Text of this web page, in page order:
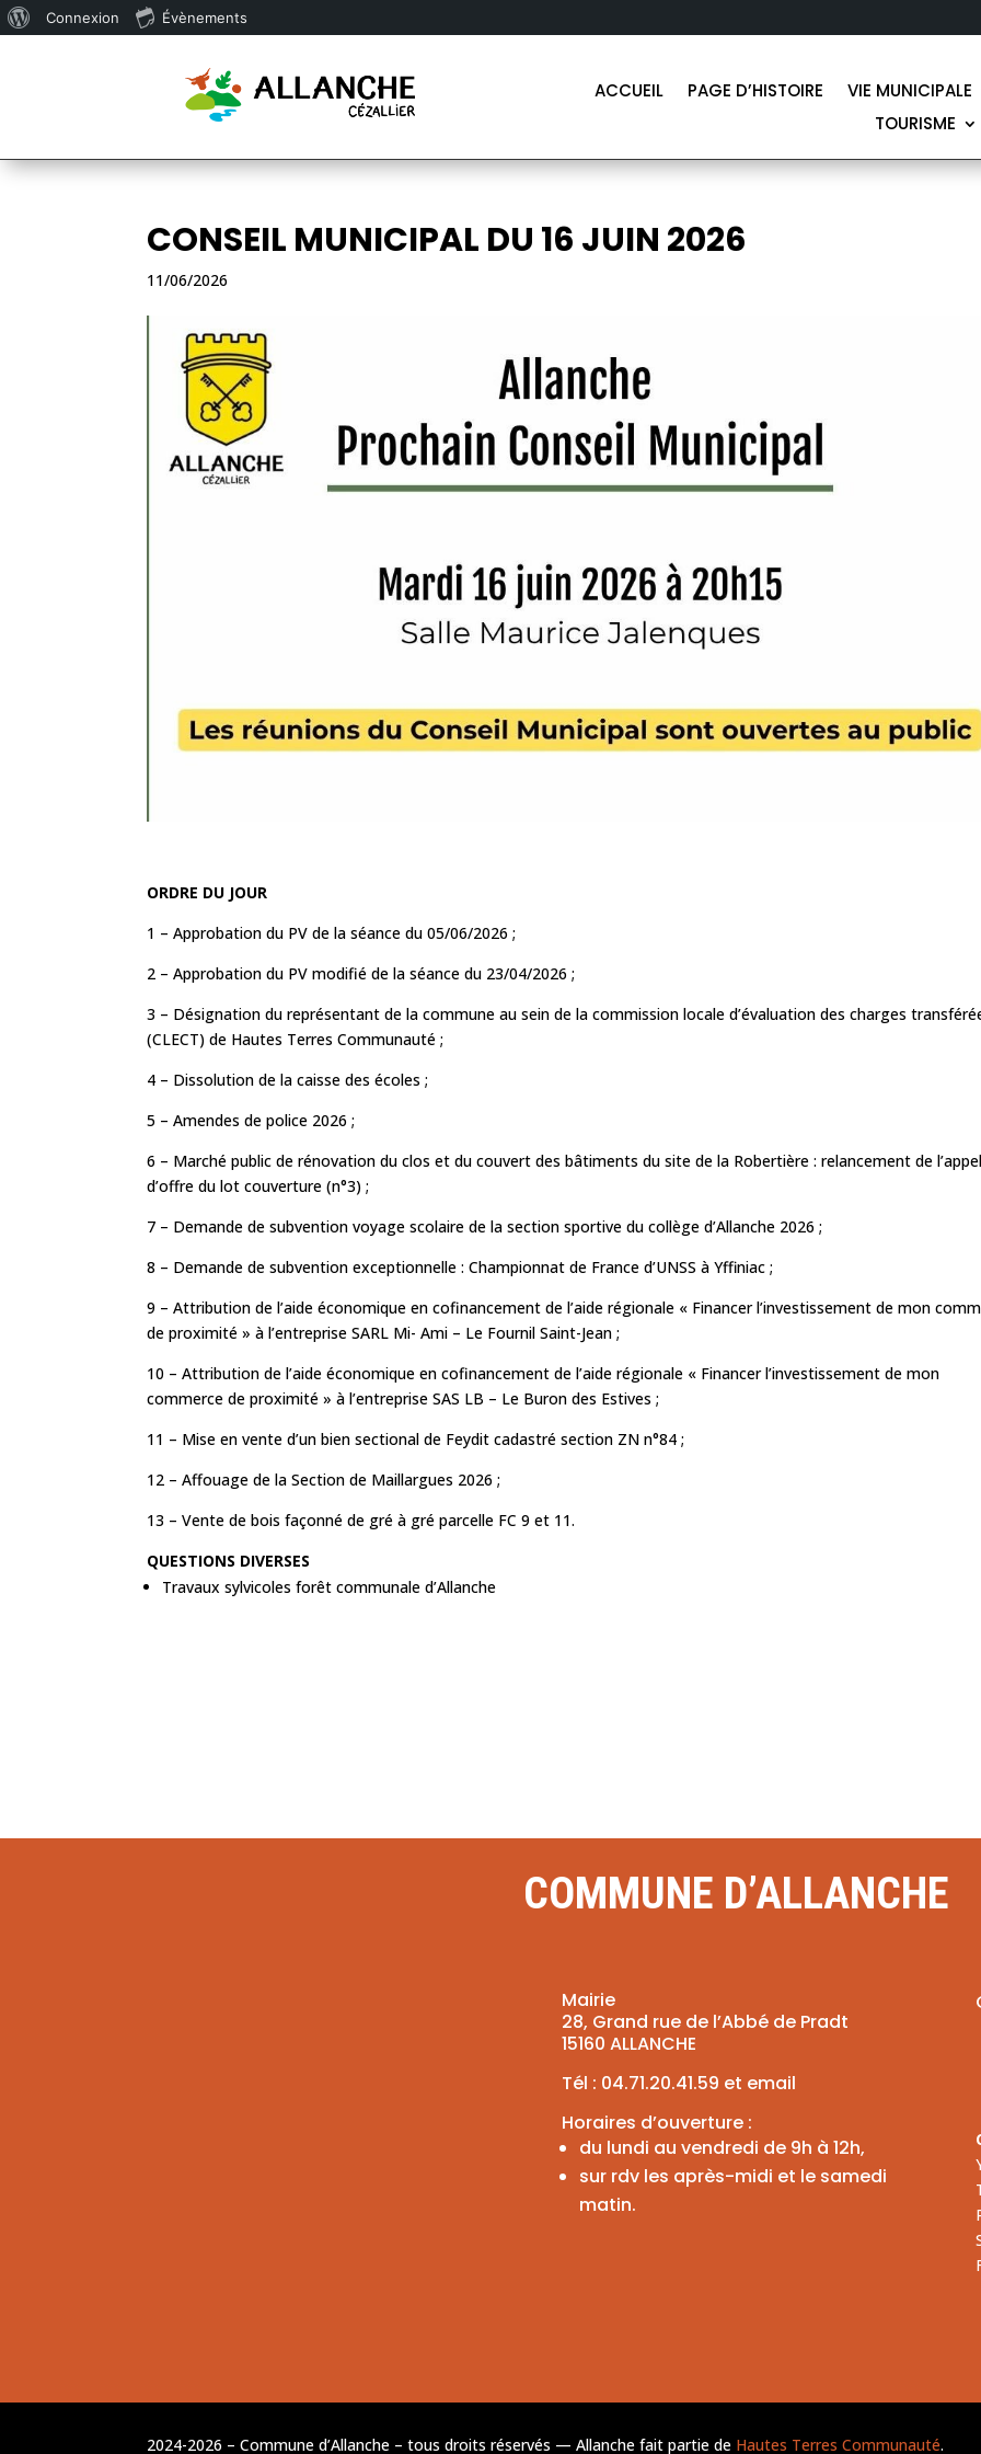
ACCUEIL PAGE D’HISTOIRE VIE MUNICIPALE
TOURISME
CONSEIL MUNICIPAL DU 16 JUIN 2026
11/06/2026
ORDRE DU JOUR
1 – Approbation du PV de la séance du 05/06/2026 ;
2 – Approbation du PV modifié de la séance du 23/04/2026 ;
3 – Désignation du représentant de la commune au sein de la commission locale d’évaluation des charges
(CLECT) de Hautes Terres Communauté ;
4 – Dissolution de la caisse des écoles ;
5 – Amendes de police 2026 ;
6 – Marché public de rénovation du clos et du couvert des bâtiments du site de la Robertière : relancement de l’appel
d’offre du lot couverture (n°3) ;
7 – Demande de subvention voyage scolaire de la section sportive du collège d’Allanche 2026 ;
8 – Demande de subvention exceptionnelle : Championnat de France d’UNSS à Yffiniac ;
9 – Attribution de l’aide économique en cofinancement de l’aide régionale « Financer l’investissement de mon
de proximité » à l’entreprise SARL Mi- Ami – Le Fournil Saint-Jean ;
10 – Attribution de l’aide économique en cofinancement de l’aide régionale « Financer l’investissement de mon
commerce de proximité » à l’entreprise SAS LB – Le Buron des Estives ;
11 – Mise en vente d’un bien sectional de Feydit cadastré section ZN n°84 ;
12 – Affouage de la Section de Maillargues 2026 ;
13 – Vente de bois façonné de gré à gré parcelle FC 9 et 11.
QUESTIONS DIVERSES
Travaux sylvicoles forêt communale d’Allanche
COMMUNE D’ALLANCHE
Mairie
28, Grand rue de l’Abbé de Pradt
15160 ALLANCHE
Tél : 04.71.20.41.59 et email
Horaires d’ouverture :
du lundi au vendredi de 9h à 12h,
sur rdv les après-midi et le samedi
matin.
2024-2026 – Commune d’Allanche – tous droits réservés — Allanche fait partie de Hautes Terres Communauté.
Connexion Évènements